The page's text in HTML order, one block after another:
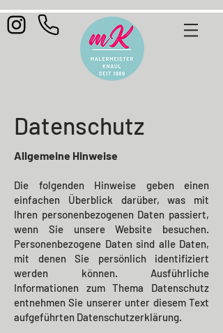
Datenschutz
Allgemeine Hinweise
Die folgenden Hinweise geben einen
einfachen Überblick darüber, was mit
Ihren personenbezogenen Daten passiert,
wenn Sie unsere Website besuchen.
Personenbezogene Daten sind alle Daten,
mit denen Sie persönlich identifiziert
werden können. Ausführliche
Informationen zum Thema Datenschutz
entnehmen Sie unserer unter diesem Text
aufgeführten Datenschutzerklärung.